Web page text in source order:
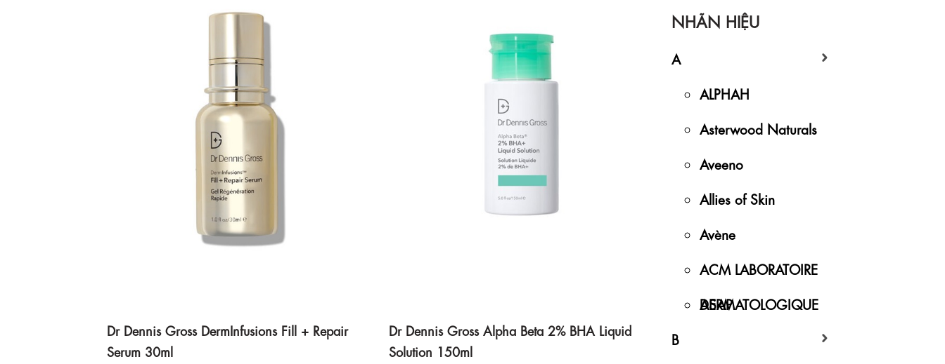
Dr Dennis Gross DermInfusions Fill + Repair
Serum 30ml
Dr Dennis Gross Alpha Beta 2% BHA Liquid
Solution 150ml
NHÃN HIỆU
A
ALPHAH
Asterwood Naturals
Aveeno
Allies of Skin
Avène
ACM LABORATOIRE
DERMATOLOGIQUE
ASAP
B